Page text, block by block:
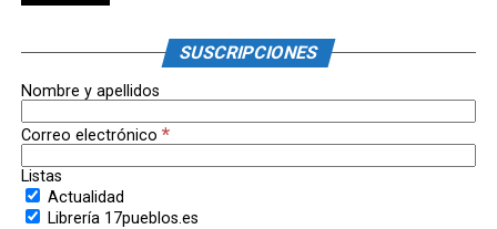
SUSCRIPCIONES
Nombre y apellidos
Correo electrónico *
Listas
Actualidad
Librería 17pueblos.es